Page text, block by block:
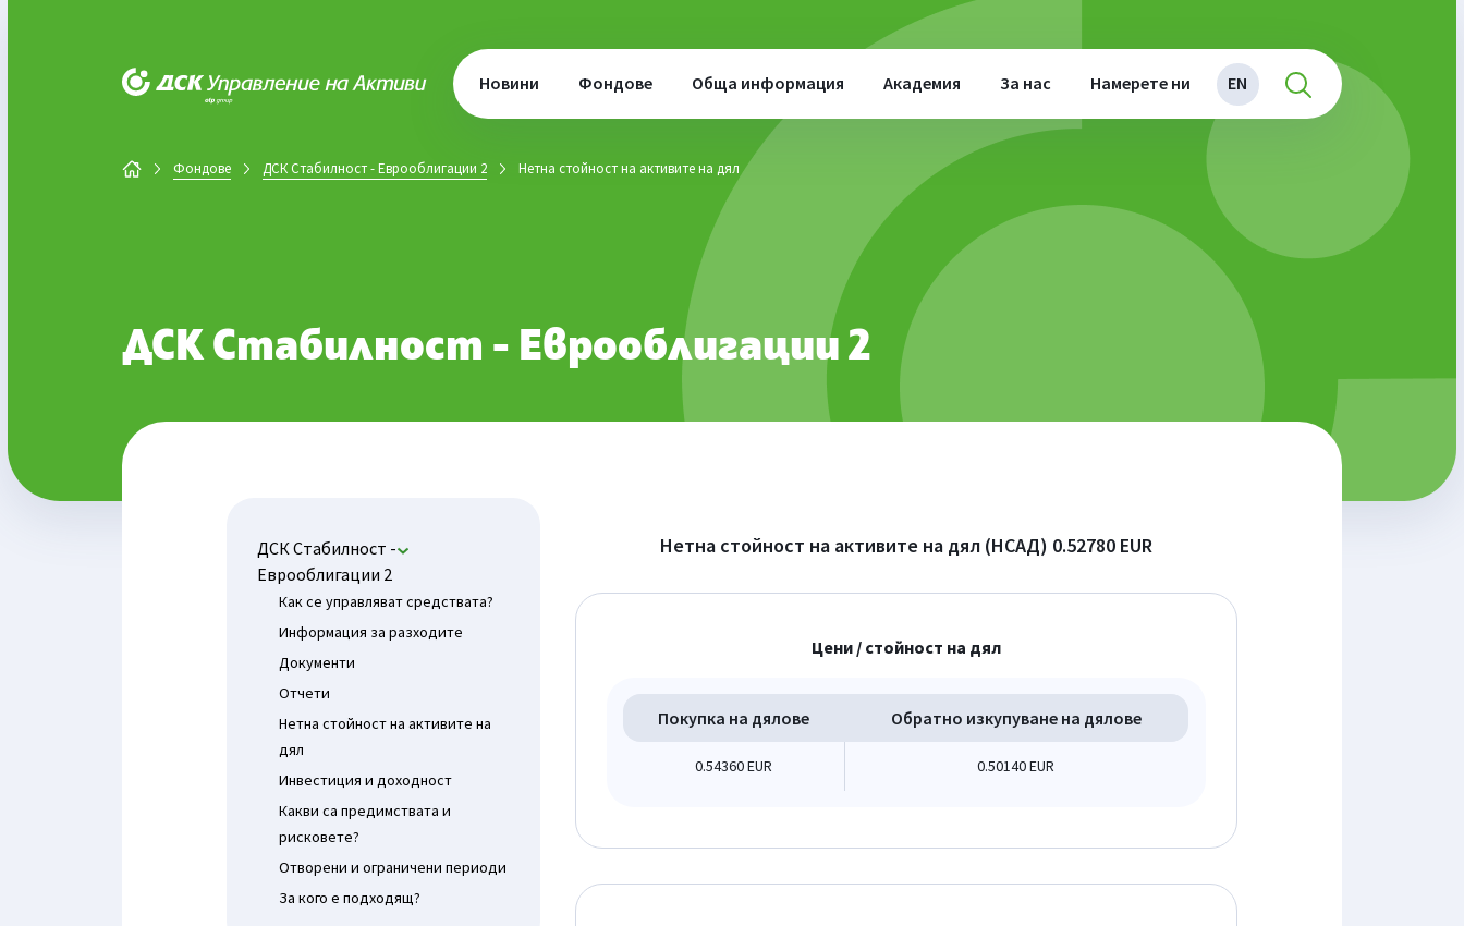
Новини Фондове Обща информация Академия За нас Намерете ни EN
ДСК Управление на активи
Фондове ДСК Стабилност - Еврооблигации 2 Нетна стойност на активите на дял
ДСК Стабилност - Еврооблигации 2
ДСК Стабилност -
Еврооблигации 2
Как се управляват средствата?
Информация за разходите
Документи
Отчети
Нетна стойност на активите на
дял
Инвестиция и доходност
Какви са предимствата и
рисковете?
Отворени и ограничени периоди
За кого е подходящ?
Нетна стойност на активите на дял (НСАД) 0.52780 EUR
Цени / стойност на дял
Покупка на дялове Обратно изкупуване на дялове
0.54360 EUR 0.50140 EUR